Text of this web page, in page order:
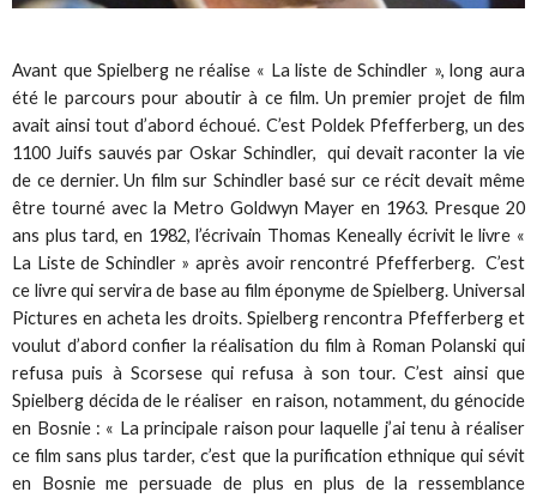
Avant que Spielberg ne réalise « La liste de Schindler », long aura
été le parcours pour aboutir à ce film. Un premier projet de film
avait ainsi tout d’abord échoué. C’est Poldek Pfefferberg, un des
1100 Juifs sauvés par Oskar Schindler, qui devait raconter la vie
de ce dernier. Un film sur Schindler basé sur ce récit devait même
être tourné avec la Metro Goldwyn Mayer en 1963. Presque 20
ans plus tard, en 1982, l’écrivain Thomas Keneally écrivit le livre «
La Liste de Schindler » après avoir rencontré Pfefferberg. C’est
ce livre qui servira de base au film éponyme de Spielberg. Universal
Pictures en acheta les droits. Spielberg rencontra Pfefferberg et
voulut d’abord confier la réalisation du film à Roman Polanski qui
refusa puis à Scorsese qui refusa à son tour. C’est ainsi que
Spielberg décida de le réaliser en raison, notamment, du génocide
en Bosnie : « La principale raison pour laquelle j’ai tenu à réaliser
ce film sans plus tarder, c’est que la purification ethnique qui sévit
en Bosnie me persuade de plus en plus de la ressemblance